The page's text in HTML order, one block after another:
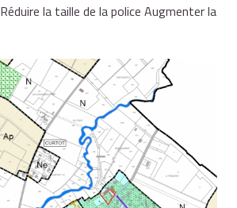
Réduire la taille de la police Augmenter la